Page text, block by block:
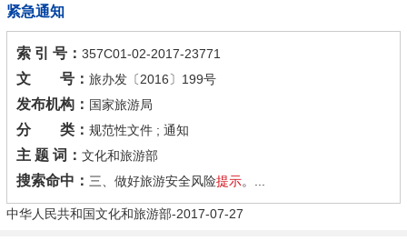
紧急通知
索 引 号： 357C01-02-2017-23771
文 号： 旅办发〔2016〕199号
发布机构： 国家旅游局
分 类： 规范性文件 ; 通知
主 题 词： 文化和旅游部
搜索命中： 三、做好旅游安全风险提示。...
中华人民共和国文化和旅游部-2017-07-27